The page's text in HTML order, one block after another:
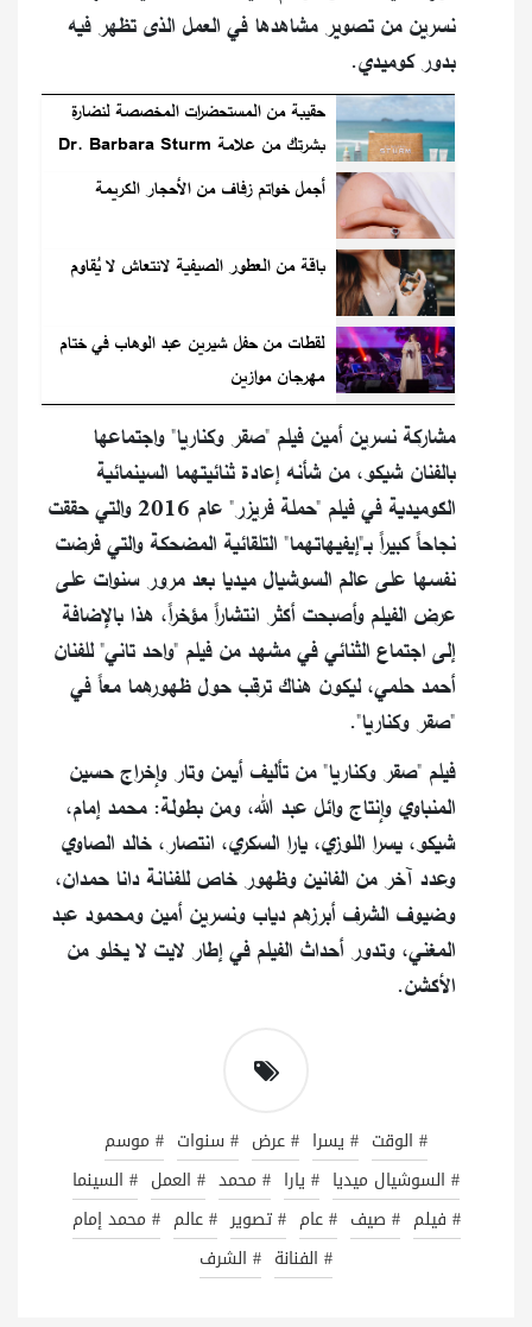
نسرين من تصوير مشاهدها في العمل الذى تظهر فيه
بدور كوميدي.
حقيبة من المستحضرات المخصصة لنضارة
بشرتك من علامة Dr. Barbara Sturm
أجمل خواتم زفاف من الأحجار الكريمة
باقة من العطور الصيفية لانتعاش لا يُقاوم
لقطات من حفل شيرين عبد الوهاب في ختام
مهرجان موازين
مشاركة نسرين أمين فيلم "صقر وكناريا" واجتماعها
بالفنان شيكو، من شأنه إعادة ثنائيتهما السينمائية
الكوميدية في فيلم "حملة فريزر" عام 2016 والتي حققت
نجاحاً كبيراً بـ"إيفيهاتهما" التلقائية المضحكة والتي فرضت
نفسها على عالم السوشيال ميديا بعد مرور سنوات على
عرض الفيلم وأصبحت أكثر انتشاراً مؤخراً، هذا بالإضافة
إلى اجتماع الثنائي في مشهد من فيلم "واحد تاني" للفنان
أحمد حلمي، ليكون هناك ترقب حول ظهورهما معاً في
"صقر وكناريا".
فيلم "صقر وكناريا" من تأليف أيمن وتار وإخراج حسين
المنباوي وإنتاج وائل عبد الله، ومن بطولة: محمد إمام،
شيكو، يسرا اللوزي، يارا السكري، انتصار، خالد الصاوي
وعدد آخر من الفانين وظهور خاص للفنانة دانا حمدان،
وضيوف الشرف أبرزهم دياب ونسرين أمين ومحمود عبد
المغني، وتدور أحداث الفيلم في إطار لايت لا يخلو من
الأكشن.
# الوقت # يسرا # عرض # سنوات # موسم
# السوشيال ميديا # يارا # محمد # العمل # السينما
# فيلم # صيف # عام # تصوير # عالم # محمد إمام
# الفنانة # الشرف